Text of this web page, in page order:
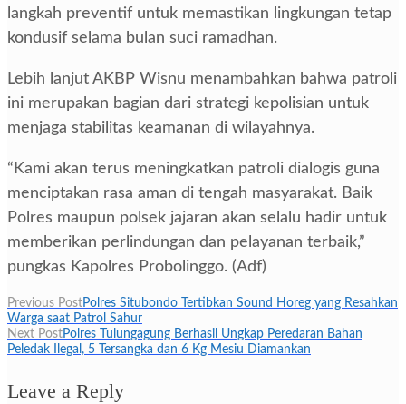
langkah preventif untuk memastikan lingkungan tetap
kondusif selama bulan suci ramadhan.
Lebih lanjut AKBP Wisnu menambahkan bahwa patroli
ini merupakan bagian dari strategi kepolisian untuk
menjaga stabilitas keamanan di wilayahnya.
“Kami akan terus meningkatkan patroli dialogis guna
menciptakan rasa aman di tengah masyarakat. Baik
Polres maupun polsek jajaran akan selalu hadir untuk
memberikan perlindungan dan pelayanan terbaik,”
pungkas Kapolres Probolinggo. (Adf)
Navigasi
pos
Previous PostPolres Situbondo Tertibkan Sound Horeg yang Resahkan
Warga saat Patrol Sahur
Next PostPolres Tulungagung Berhasil Ungkap Peredaran Bahan
Peledak Ilegal, 5 Tersangka dan 6 Kg Mesiu Diamankan
Leave a Reply